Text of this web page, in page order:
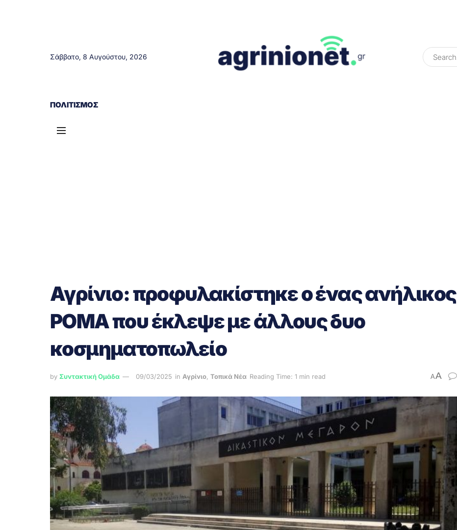
Σάββατο, 8 Αυγούστου, 2026
ΠΟΛΙΤΙΣΜΌΣ
Αγρίνιο: προφυλακίστηκε ο ένας ανήλικος
ΡΟΜΑ που έκλεψε με άλλους δυο
κοσμηματοπωλείο
by Συντακτική Ομάδα 09/03/2025 in Αγρίνιο, Τοπικά Νέα Reading Time: 1 min read AA